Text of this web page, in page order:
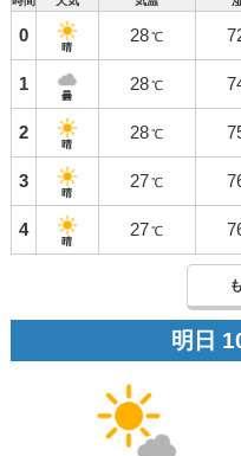
0
晴
28 ℃
1
曇
28 ℃
2
晴
28 ℃
3
晴
27 ℃
4
晴
27 ℃
明日